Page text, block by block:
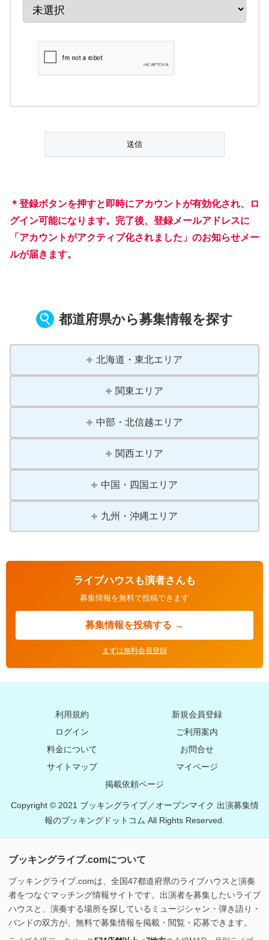
＊登録ボタンを押すと即時にアカウントが有効化され、ロ
グイン可能になります。完了後、登録メールアドレスに
「アカウントがアクティブ化されました」のお知らせメー
ルが届きます。
都道府県から募集情報を探す
北海道・東北エリア
関東エリア
中部・北信越エリア
関西エリア
中国・四国エリア
九州・沖縄エリア
ライブハウスも演者さんも
募集情報を無料で投稿できます
募集情報を投稿する →
まずは無料会員登録
利用規約
新規会員登録
ログイン
ご利用案内
料金について
お問合せ
サイトマップ
マイページ
掲載依頼ページ
Copyright © 2021 ブッキングライブ／オープンマイク 出演募集情
報のブッキングドットコム All Rights Reserved.
ブッキングライブ.comについて
ブッキングライブ.comは、全国47都道府県のライブハウスと演奏
者をつなぐマッチング情報サイトです。出演者を募集したいライブ
ハウスと、演奏する場所を探しているミュージシャン・弾き語り・
バンドの双方が、無料で募集情報を掲載・閲覧・応募できます。